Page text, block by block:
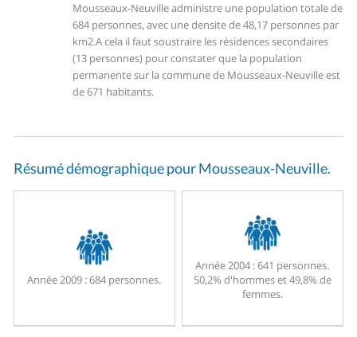
Mousseaux-Neuville administre une population totale de
684 personnes, avec une densite de 48,17 personnes par
km2.A cela il faut soustraire les résidences secondaires
(13 personnes) pour constater que la population
permanente sur la commune de Mousseaux-Neuville est
de 671 habitants.
Résumé démographique pour Mousseaux-Neuville.
Année 2009 :684 personnes.
Année 2004 :641 personnes.
50,2% d'hommes et 49,8% de
femmes.